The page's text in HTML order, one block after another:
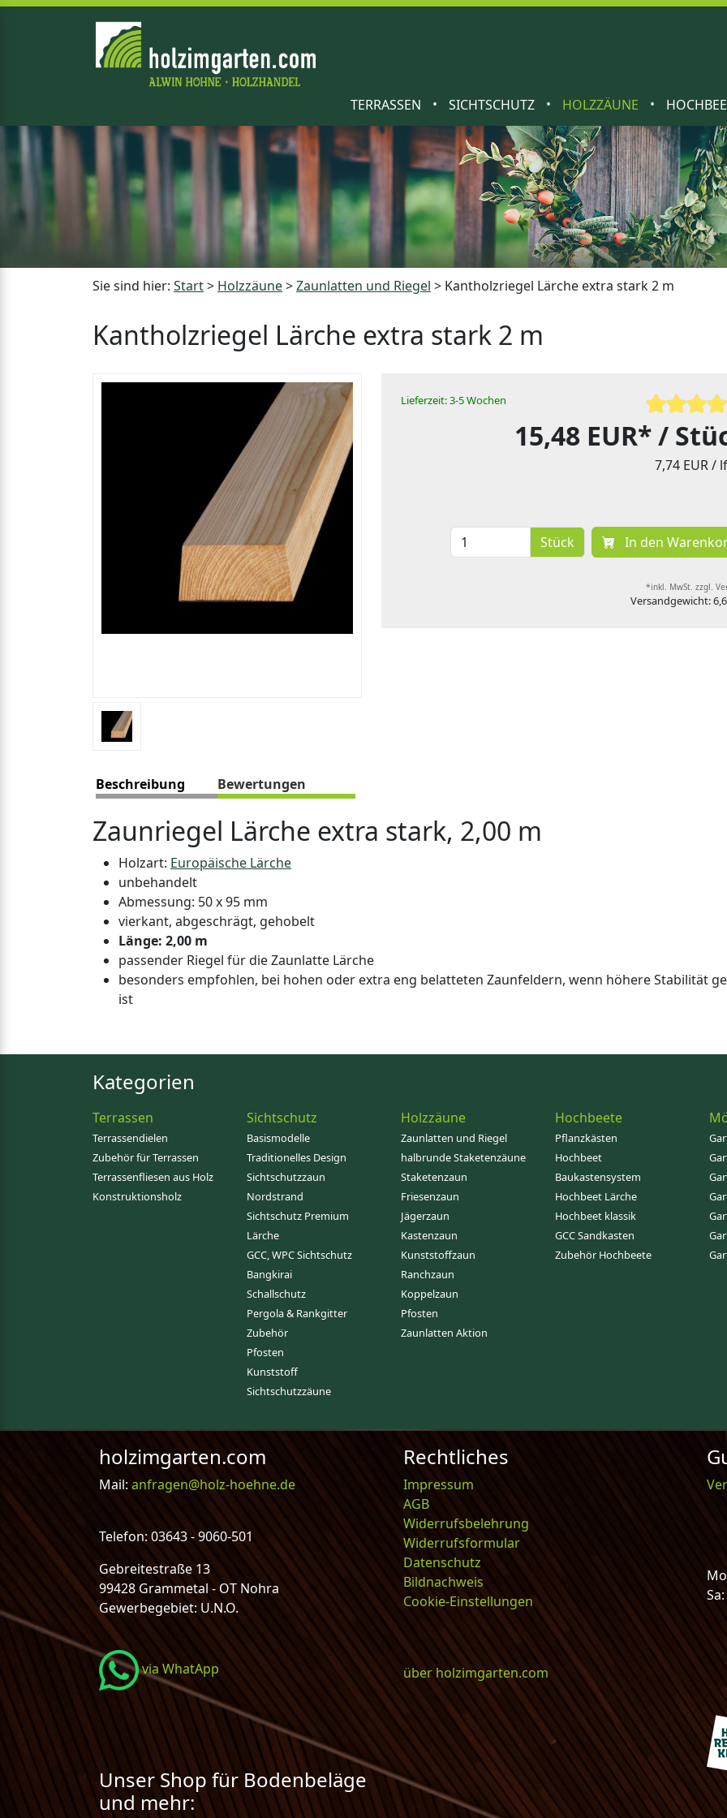
TERRASSEN • SICHTSCHUTZ • HOLZZÄUNE •
Sie sind hier: Start> Holzzäune>Zaunlatten und Riegel > Kantholzriegel Lärche extra stark 2 m
Kantholzriegel Lärche extra stark 2 m
Lieferzeit: 3-5 Wochen
15,48 EUR*/
7,74 EUR/
Stück In den
*inkl. MwSt. zzgl.
Versandgewicht:
Beschreibung Bewertungen
Zaunriegel Lärche extra stark, 2,00 m
Holzart: Europäische Lärche
unbehandelt
Abmessung: 50 x 95 mm
vierkant, abgeschrägt, gehobelt
Länge: 2,00 m
passender Riegel für die Zaunlatte Lärche
besonders empfohlen, bei hohen oder extra eng belatteten Zaunfeldern, wenn höhere Stabilität
ist
Kategorien
Terrassen
Terrassendielen
Zubehör für Terrassen
Terrassenfliesen aus Holz
Konstruktionsholz
Sichtschutz
Basismodelle
Traditionelles Design
Sichtschutzzaun
Nordstrand
Sichtschutz Premium
Lärche
GCC, WPC Sichtschutz
Bangkirai
Schallschutz
Pergola & Rankgitter
Zubehör
Pfosten
Kunststoff
Sichtschutzzäune
Holzzäune
Zaunlatten und Riegel
halbrunde Staketenzäune
Staketenzaun
Friesenzaun
Jägerzaun
Kastenzaun
Kunststoffzaun
Ranchzaun
Koppelzaun
Pfosten
Zaunlatten Aktion
Hochbeete
Pflanzkästen
Hochbeet
Baukastensystem
Hochbeet Lärche
Hochbeet klassik
GCC Sandkasten
Zubehör Hochbeete
holzimgarten.com
Mail: anfragen@holz-hoehne.de
Telefon: 03643 - 9060-501
Gebreitestraße 13
99428 Grammetal - OT Nohra
Gewerbegebiet: U.N.O.
via WhatApp
Unser Shop für Bodenbeläge
und mehr:
Rechtliches
Impressum
AGB
Widerrufsbelehrung
Widerrufsformular
Datenschutz
Bildnachweis
Cookie-Einstellungen
über holzimgarten.com